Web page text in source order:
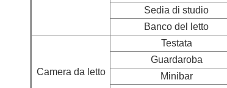
Sedia di studio
Banco del letto
Camera da letto
Testata
Guardaroba
Minibar